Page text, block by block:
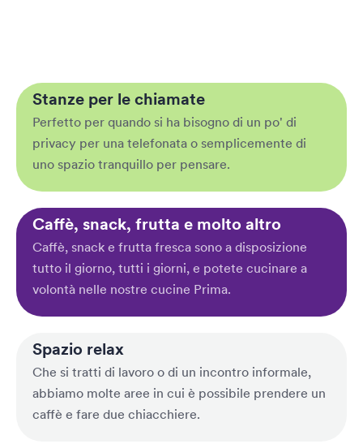
Stanze per le chiamate
Perfetto per quando si ha bisogno di un po' di
privacy per una telefonata o semplicemente di
uno spazio tranquillo per pensare.
Caffè, snack, frutta e molto altro
Caffè, snack e frutta fresca sono a disposizione
tutto il giorno, tutti i giorni, e potete cucinare a
volontà nelle nostre cucine Prima.
Spazio relax
Che si tratti di lavoro o di un incontro informale,
abbiamo molte aree in cui è possibile prendere un
caffè e fare due chiacchiere.